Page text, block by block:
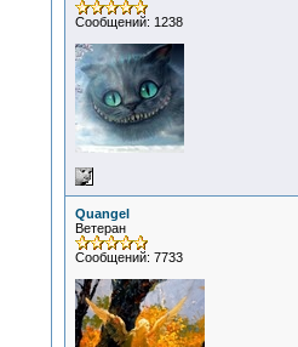
Сообщений: 1238
Quangel
Ветеран
Сообщений: 7733